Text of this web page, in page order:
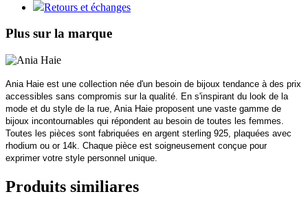
Retours et échanges
Plus sur la marque
Ania Haie est une collection née d'un besoin de bijoux tendance à des prix
accessibles sans compromis sur la qualité. En s'inspirant du look de la
mode et du style de la rue, Ania Haie proposent une vaste gamme de
bijoux incontournables qui répondent au besoin de toutes les femmes.
Toutes les pièces sont fabriquées en argent sterling 925, plaquées avec
rhodium ou or 14k. Chaque pièce est soigneusement conçue pour
exprimer votre style personnel unique.
Produits similiares